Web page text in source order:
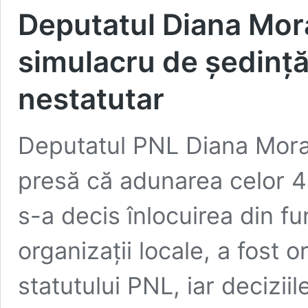
Deputatul Diana
simulacru de
nestatutar
Deputatul PNL Diana
presă că adunarea celor
s-a decis înlocuirea din
organizații locale, a fost
statutului PNL, iar